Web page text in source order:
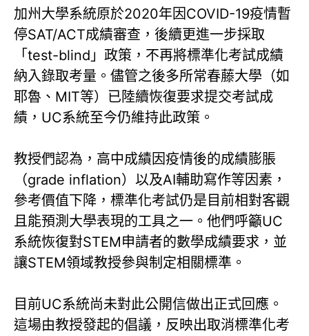
加州大學系統原於2020年因COVID-19疫情暫
停SAT/ACT成績審查，後續更進一步採取
「test-blind」政策，不再將標準化考試成績
納入錄取考量。儘管之後多所常春藤大學（如
耶魯、MIT等）已陸續恢復要求提交考試成
績，UC系統至今仍維持此政策。
教授們認為，高中成績因疫情後的成績膨脹
（grade inflation）以及AI輔助寫作等因素，
參考價值下降，標準化考試仍是目前相對客觀
且能預測大學表現的工具之一。他們呼籲UC
系統恢復對STEM申請者的數學成績要求，並
讓STEM領域教授參與制定相關標準。
目前UC系統尚未對此公開信做出正式回應。
這場由教授發起的倡議，反映出取消標準化考